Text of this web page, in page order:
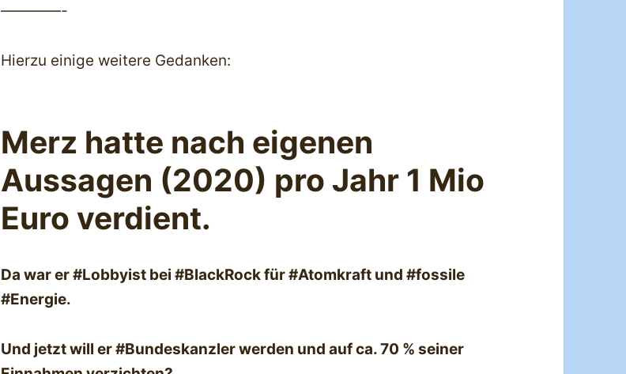
————-
Hierzu einige weitere Gedanken:
Merz hatte nach eigenen
Aussagen (2020) pro Jahr 1 Mio
Euro verdient.
Da war er #Lobbyist bei #BlackRock für #Atomkraft und #fossile
#Energie.
Und jetzt will er #Bundeskanzler werden und auf ca. 70 % seiner